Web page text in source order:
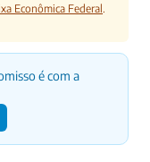
Econômica Federal.
é com a